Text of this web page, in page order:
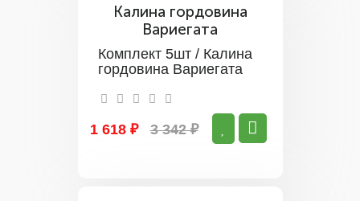
Комплект 5шт / Калина
гордовина Вариегата
1 618 ₽ 3 342 ₽